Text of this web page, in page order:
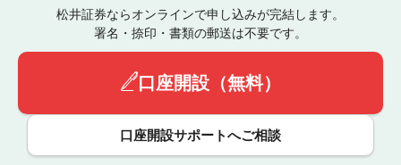
松井証券ならオンラインで申し込みが完結します。
署名・捺印・書類の郵送は不要です。
口座開設（無料）
口座開設サポートへご相談